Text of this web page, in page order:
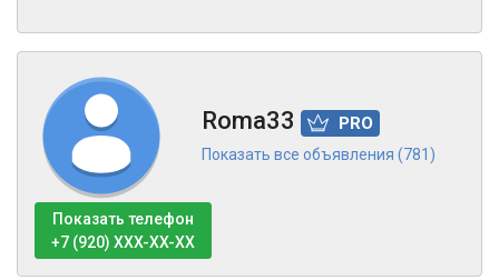
Roma33 PRO
Показать все объявления (781)
Показать телефон
+7 (920) XXX-XX-XX